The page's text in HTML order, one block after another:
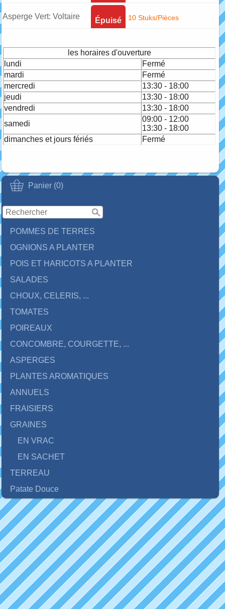
Panier (0)
POMMES DE TERRES
OGNIONS A PLANTER
POIS ET HARICOTS A PLANTER
SALADES
CHOUX, CELERIS, ...
TOMATES
POIREAUX
CONCOMBRE, COURGETTE, ...
ASPERGES
PLANTES AROMATIQUES
ANNUELS
FRAISIERS
GRAINES
EN VRAC
EN SACHET
TERREAU
Patate Douce
Argenteuil
Asperge Vert: Voltaire Épuisé 10 Stuks/Pièces
les horaires d'ouverture
lundi
Fermé
mardi
Fermé
mercredi
13:30 - 18:00
jeudi
13:30 - 18:00
vendredi
13:30 - 18:00
samedi
09:00 - 12:00
13:30 - 18:00
dimanches et jours fériés
Fermé